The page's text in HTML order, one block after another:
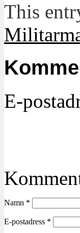
This
E-
Namn *
E-postadress *